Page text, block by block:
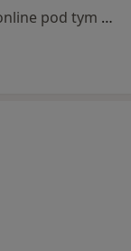
Specjalista nie oferuje umawiania online pod tym adresem.